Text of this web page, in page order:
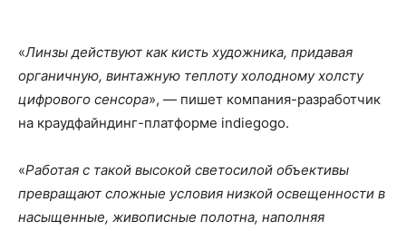
«Линзы действуют как кисть художника, придавая
органичную, винтажную теплоту холодному холсту
цифрового сенсора», — пишет компания-разработчик
на краудфайндинг-платформе indiegogo.
«Работая с такой высокой светосилой объективы
превращают сложные условия низкой освещенности в
насыщенные, живописные полотна, наполняя